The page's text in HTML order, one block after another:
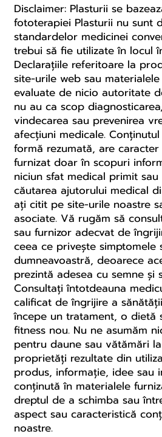
Disclaimer: Plasturii se
fototerapiei Plasturii nu sunt
standardelor medicinei
trebui să fie utilizate în locul
Declarațiile referitoare la
site-urile web sau
evaluate de nicio autoritate
nu au ca scop
vindecarea sau prevenirea
afecțiuni medicale.
formă rezumată, are
furnizat doar în scopuri
niciun sfat medical primit
căutarea ajutorului medical
ați citit pe site-urile noastre
asociate. Vă rugăm să
sau furnizor adecvat de
ceea ce privește simptomele
dumneavoastră, deoarece
prezintă adesea cu semne și
Consultați întotdeauna
calificat de îngrijire a
începe un tratament, o dietă
fitness nou. Nu ne asumăm
pentru daune sau vătămări
proprietăți rezultate din
produs, informație, idee sau
conținută în materialele
dreptul de a schimba sau
aspect sau caracteristică
noastre.